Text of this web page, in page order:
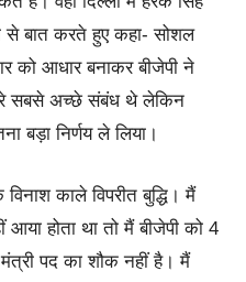
से बात करते हुए कहा- सोशल
को आधार बनाकर बीजेपी ने
सबसे अच्छे संबंध थे लेकिन
बड़ा निर्णय ले लिया।
काले विपरीत बुद्धि। मैं
होता था तो मैं बीजेपी को 4
पद का शौक नहीं है। मैं